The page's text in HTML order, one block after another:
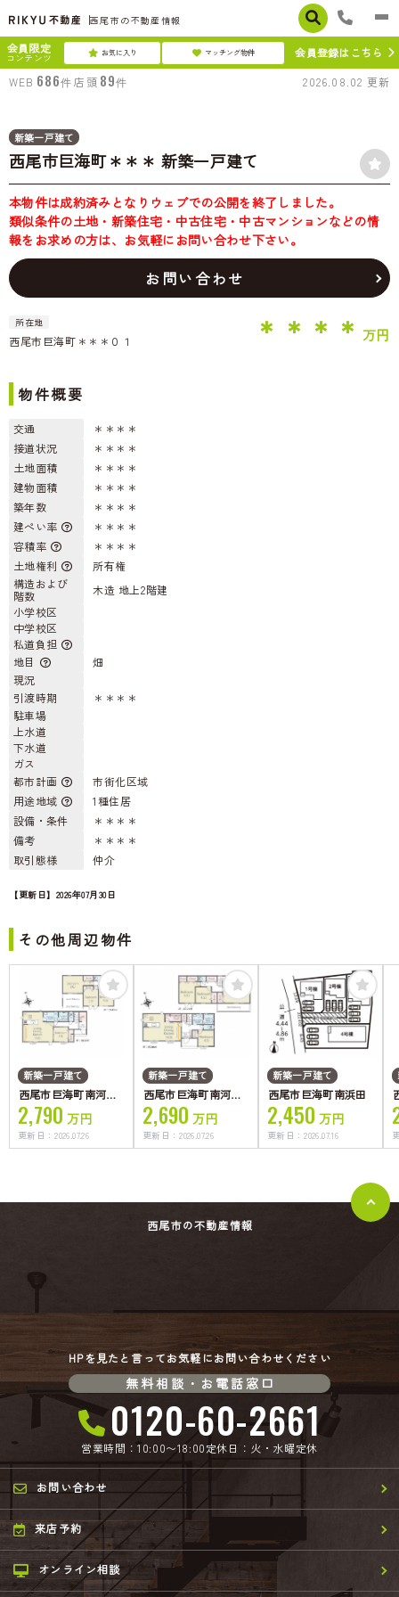
西尾市の不動産情報
会員限定
コンテンツ お気に入り マッチング物件
会員登録はこちら
WEB 686件 店頭 89件 2026.08.02 更新
新築一戸建て
西尾市巨海町＊＊＊ 新築一戸建て
本物件は成約済みとなりウェブでの公開を終了しました。
類似条件の土地・新築住宅・中古住宅・中古マンションなどの情
報をお求めの方は、お気軽にお問い合わせ下さい。
お問い合わせ
所在地
西尾市巨海町＊＊＊０１ ＊＊＊＊ 万円
物件概要
交通
＊＊＊＊
接道状況
＊＊＊＊
土地面積
＊＊＊＊
建物面積
＊＊＊＊
築年数
＊＊＊＊
建ぺい率
＊＊＊＊
容積率
＊＊＊＊
土地権利
所有権
構造および
階数
木造 地上2階建
小学校区
中学校区
私道負担
地目
畑
現況
引渡時期
＊＊＊＊
駐車場
上水道
下水道
ガス
都市計画
市街化区域
用途地域
1種住居
設備・条件
＊＊＊＊
備考
＊＊＊＊
取引態様
仲介
【更新日】2026年07月30日
その他周辺物件
新築一戸建て
西尾市巨海町南河原1
号棟
2,790 万円
更新日：2026.07.26
新築一戸建て
西尾市巨海町南河原2
号棟
2,690 万円
更新日：2026.07.26
新築一戸建て
西尾市巨海町南浜田
2,450 万円
更新日：2026.07.16
4
西尾市の不動産情報
HPを見たと言ってお気軽にお問い合わせください
無料相談・お電話窓口
0120-60-2661
営業時間：10:00〜18:00定休日：火・水曜定休
お問い合わせ
来店予約
オンライン相談